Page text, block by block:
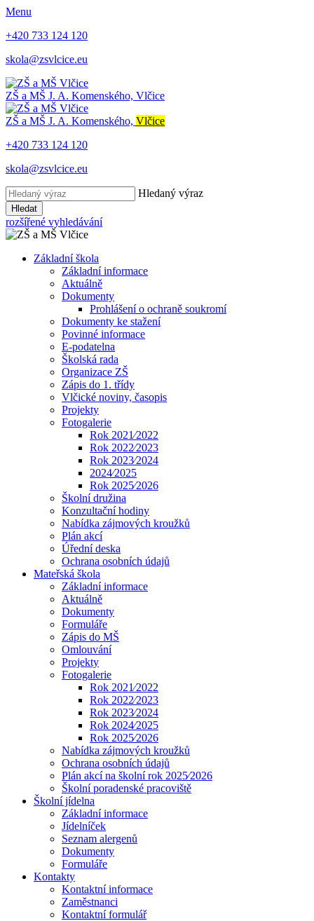
Menu
+420 733 124 120
skola@zsvlcice.eu
ZŠ a MŠ J. A. Komenského, Vlčice
ZŠ a MŠ J. A. Komenského, Vlčice
+420 733 124 120
skola@zsvlcice.eu
Hledaný výraz
Hledat
rozšířené vyhledávání
Základní škola
Základní informace
Aktuálně
Dokumenty
Prohlášení o ochraně soukromí
Dokumenty ke stažení
Povinné informace
E-podatelna
Školská rada
Organizace ZŠ
Zápis do 1. třídy
Vlčické noviny, časopis
Projekty
Fotogalerie
Rok 2021⁄2022
Rok 2022⁄2023
Rok 2023⁄2024
2024⁄2025
Rok 2025⁄2026
Školní družina
Konzultační hodiny
Nabídka zájmových kroužků
Plán akcí
Úřední deska
Ochrana osobních údajů
Mateřská škola
Základní informace
Aktuálně
Dokumenty
Formuláře
Zápis do MŠ
Omlouvání
Projekty
Fotogalerie
Rok 2021⁄2022
Rok 2022⁄2023
Rok 2023⁄2024
Rok 2024⁄2025
Rok 2025⁄2026
Nabídka zájmových kroužků
Ochrana osobních údajů
Plán akcí na školní rok 2025⁄2026
Školní poradenské pracoviště
Školní jídelna
Základní informace
Jídelníček
Seznam alergenů
Dokumenty
Formuláře
Kontakty
Kontaktní informace
Zaměstnanci
Kontaktní formulář